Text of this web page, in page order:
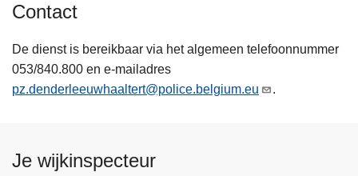
Contact
De dienst is bereikbaar via het algemeen telefoonnummer
053/840.800 en e-mailadres
pz.denderleeuwhaaltert@police.belgium.eu
.
Je wijkinspecteur